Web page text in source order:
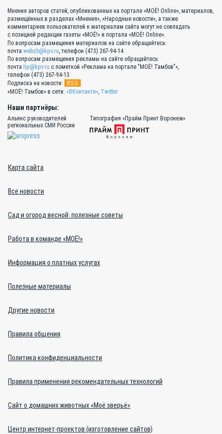
Мнения авторов статей, опубликованных на портале «МОЁ! Online», материалов,
размещённых в разделах «Мнения», «Народные новости», а также
комментариев пользователей к материалам сайта могут не совпадать
с позицией редакции газеты «МОЁ!» и портала «МОЁ! Online».
По вопросам размещения материалов на сайте обращайтесь:
почта webzb@kpv.ru, телефон (473) 267-94-14
По вопросам размещения рекламы на сайте обращайтесь:
почта lip@kpv.ru с пометкой «Реклама на портале "МОЁ! Тамбов"»,
телефон (473) 267-94-13
Подписка на новости:
RSS
«МОЁ! Тамбов» в сети: «ВКонтакте», Twitter
Наши партнёры:
Альянс руководителей
региональных СМИ России
Типография «Прайм Принт Воронеж»
Карта сайта
Все новости
Сад и огород весной: полезные советы
Работа в команде «МОЁ!»
Информация о платных услугах
Полезные материалы
Другие новости
Правила общения
Политика конфиденциальности
Правила применения рекомендательных технологий
Сайт о домашних животных «Моё зверьё»
Центр интернет-проектов (изготовление сайтов)